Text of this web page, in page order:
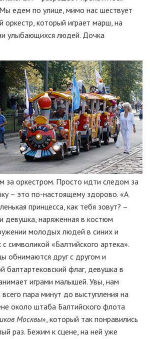
едем по улице, мимо нас шествует
оркестр, который играет марш, на
улыбающихся людей. Дочка
за оркестром. Просто идти следом за
– это по-настоящему здорово. «А
принцесса, как тебя зовут? –
девушка, наряженная в костюм
молодых людей в синих и
символикой «Балтийского артека».
обнимаются друг с другом и
балтартековский флаг, девушка в
играми малышей. Увы, нам
пара минут до выступления на
около штаба Балтийского флота
Москвы», который так понравились
раз. Бежим к сцене, на ней уже